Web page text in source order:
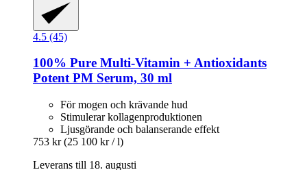
4.5 (45)
100% Pure Multi-​Vitamin + Antioxidants
Potent PM Serum, 30 ml
För mogen och krävande hud
Stimulerar kollagenproduktionen
Ljusgörande och balanserande effekt
753 kr (25 100 kr / l)
Leverans till 18. augusti